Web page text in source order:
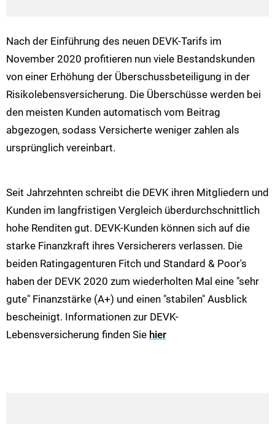
Nach der Einführung des neuen DEVK-Tarifs im
November 2020 profitieren nun viele Bestandskunden
von einer Erhöhung der Überschussbeteiligung in der
Risikolebensversicherung. Die Überschüsse werden bei
den meisten Kunden automatisch vom Beitrag
abgezogen, sodass Versicherte weniger zahlen als
ursprünglich vereinbart.
Seit Jahrzehnten schreibt die DEVK ihren Mitgliedern und
Kunden im langfristigen Vergleich überdurchschnittlich
hohe Renditen gut. DEVK-Kunden können sich auf die
starke Finanzkraft ihres Versicherers verlassen. Die
beiden Ratingagenturen Fitch und Standard & Poor's
haben der DEVK 2020 zum wiederholten Mal eine "sehr
gute" Finanzstärke (A+) und einen "stabilen" Ausblick
bescheinigt. Informationen zur DEVK-
Lebensversicherung finden Sie hier